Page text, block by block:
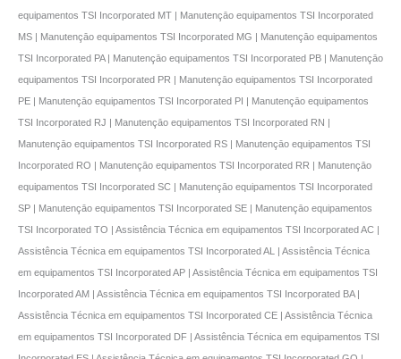
equipamentos TSI Incorporated MT | Manutençāo equipamentos TSI Incorporated
MS | Manutençāo equipamentos TSI Incorporated MG | Manutençāo equipamentos
TSI Incorporated PA | Manutençāo equipamentos TSI Incorporated PB | Manutençāo
equipamentos TSI Incorporated PR | Manutençāo equipamentos TSI Incorporated
PE | Manutençāo equipamentos TSI Incorporated PI | Manutençāo equipamentos
TSI Incorporated RJ | Manutençāo equipamentos TSI Incorporated RN |
Manutençāo equipamentos TSI Incorporated RS | Manutençāo equipamentos TSI
Incorporated RO | Manutençāo equipamentos TSI Incorporated RR | Manutençāo
equipamentos TSI Incorporated SC | Manutençāo equipamentos TSI Incorporated
SP | Manutençāo equipamentos TSI Incorporated SE | Manutençāo equipamentos
TSI Incorporated TO | Assistência Técnica em equipamentos TSI Incorporated AC |
Assistência Técnica em equipamentos TSI Incorporated AL | Assistência Técnica
em equipamentos TSI Incorporated AP | Assistência Técnica em equipamentos TSI
Incorporated AM | Assistência Técnica em equipamentos TSI Incorporated BA |
Assistência Técnica em equipamentos TSI Incorporated CE | Assistência Técnica
em equipamentos TSI Incorporated DF | Assistência Técnica em equipamentos TSI